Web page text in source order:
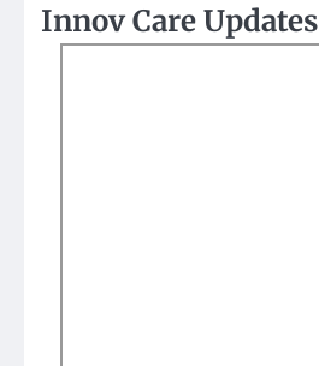
Innov Care Updates